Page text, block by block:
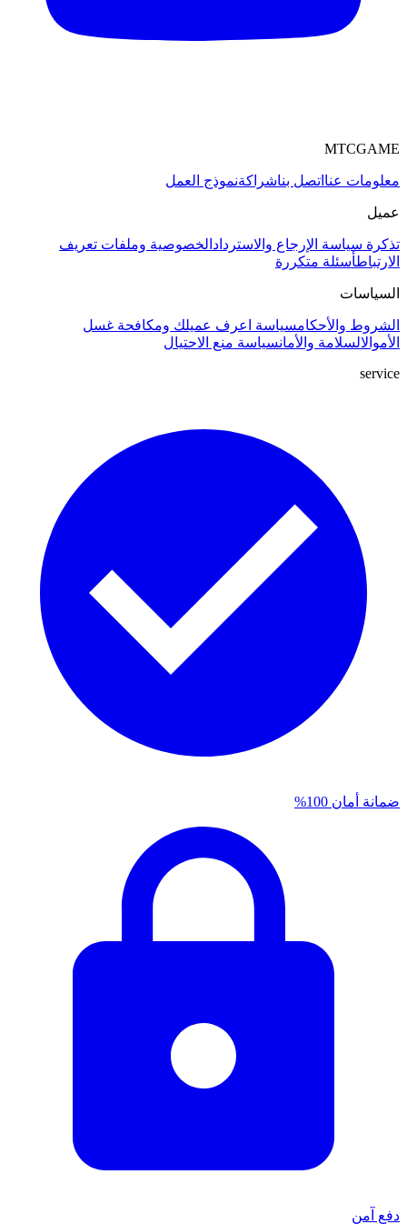
MTCGAME
معلومات عنا اتصل بناشراكةنموذج العمل
عميل
تذكرة سياسة الإرجاع والاسترداد الخصوصية وملفات تعريف
الارتباطأسئلة متكررة
السياسات
الشروط والأحكامسياسة اعرف عميلك ومكافحة غسل
الأموالالسلامة والأمانسياسة منع الاحتيال
service
ضمانة أمان 100%
دفع آمن